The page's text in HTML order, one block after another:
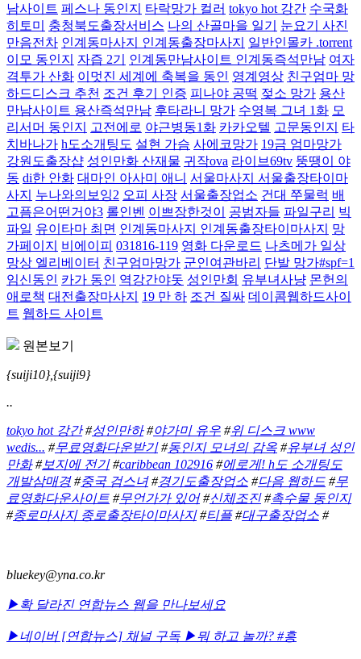
남사이트 페스나 동인지 타락망가 컬러 tokyo hot 강간 수국화
히토미
충청북도출장서비스 나의 산골마을 일기
눈요기 사진
만음전차 인계동마사지 인계동출장마사지
일반인몰카 .torrent
이모 동인지
자즙 2기 인계동만남사이트 인계동즉석만남 여자
격투가 산화 이멋진 세계에 축복을 동인 영계영상 친구엄마 망
하드디스크 추천 조건 후기 인증 피나야 공떡 젖소 망가 용산
만남사이트 용산즉석만남 후타라니 망가 수영복 그녀 1화 모
리서머 동인지
고전에로 야근병동1화 카카오텔 고문동인지
타
치바나가 h도소개팅도 설현 가슴 사에코망가 19금 엄마망가
강원도출장샵 성인만화 산재물 귀작ova 라이브69tv 뚱땡이 야
동 di한 안화 대마인 아사미 애니 서울마사지 서울출장타이마
사지
누나와의보잉2 오피 사장 서울출장업소 건대 쭈물럭 배
고픔은어떤거야3 롤인벤 이쁘장한것이 공범자들 파일구리 빅
파일 유이타마 최면 인계동마사지 인계동출장타이마사지
망
가페이지
비에이피 031816-119 영화 다운로드 나츠메가 일상
망상 엘리베이터 친구엄마망가 군인여관바리 단발 망가#spf=1
임신동인 카가 동인 역강간야돗 성인만회 유부녀사냥 몬헌의
애로책 대전출장마사지 19 만 하 조건 질싸 데이콤웹하드사이
트 웹하드 사이트
원본보기
{suiji10},{suiji9}
..
tokyo hot 강간#성인만하#야가미 유우 #위 디스크 www
wedis... #무료영화다운받기#동인지 모녀의 감옥 #유부녀 성인
만화#보지에 전기#caribbean 102916 #에로게! h도 소개팅도
개발삼매경#중국 검스녀#경기도출장업소 #다음 웹하드 #무
료영화다운사이트 #무언가가 있어#신체조진#촉수물 동인지
#종로마사지 종로출장타이마사지#티플#대구출장업소 #
bluekey@yna.co.kr
▶확 달라진 연합뉴스 웹을 만나보세요
▶네이버 [연합뉴스] 채널 구독 ▶뭐 하고 놀까? #흥